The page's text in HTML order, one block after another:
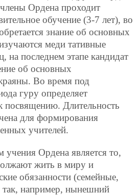
Ордена проходит
обучение (3-7 лет), во
знание об основных
меди тативные
на последнем этапе кандидат
об основных
Во время под
гуру определяет
посвящению. Длительность
для формирования
учителей.
Ордена является то,
жить в миру и
обязанности (семейные,
так, например, нынешний